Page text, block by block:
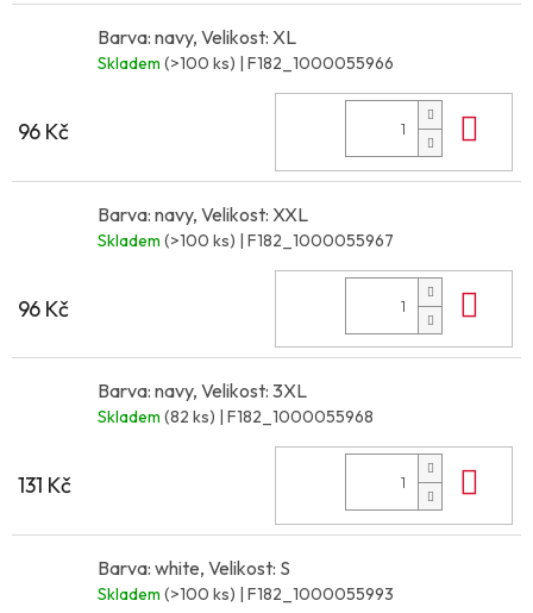
Barva: navy, Velikost: XL
Skladem (>100 ks) | F182_1000055966
96 Kč
Barva: navy, Velikost: XXL
Skladem (>100 ks) | F182_1000055967
96 Kč
Barva: navy, Velikost: 3XL
Skladem (82 ks) | F182_1000055968
131 Kč
Barva: white, Velikost: S
Skladem (>100 ks) | F182_1000055993